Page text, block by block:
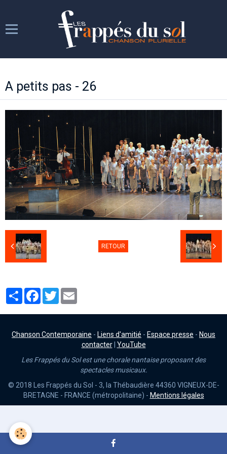
Les répétitions
Les spectacles
Week-ends chantants
A petits pas - 26
RETOUR
PartagerFacebook
Twitter
Chanson Contemporaine - Liens d'amitié - Espace presse - Nous
contacter| YouTube
Les Frappés du Sol est une chorale nantaise proposant des
spectacles musicaux.
© 2018 Les Frappés du Sol - 3, la Thébaudière 44360 VIGNEUX-DE-
BRETAGNE - FRANCE (métropolitaine) - Mentions légales